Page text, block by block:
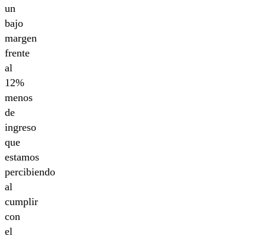
un
bajo
margen
frente
al
12%
menos
de
ingreso
que
estamos
percibiendo
al
cumplir
con
el